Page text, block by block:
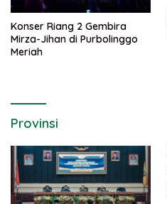
Konser Riang 2 Gembira
Mirza-Jihan di Purbolinggo
Meriah
Provinsi